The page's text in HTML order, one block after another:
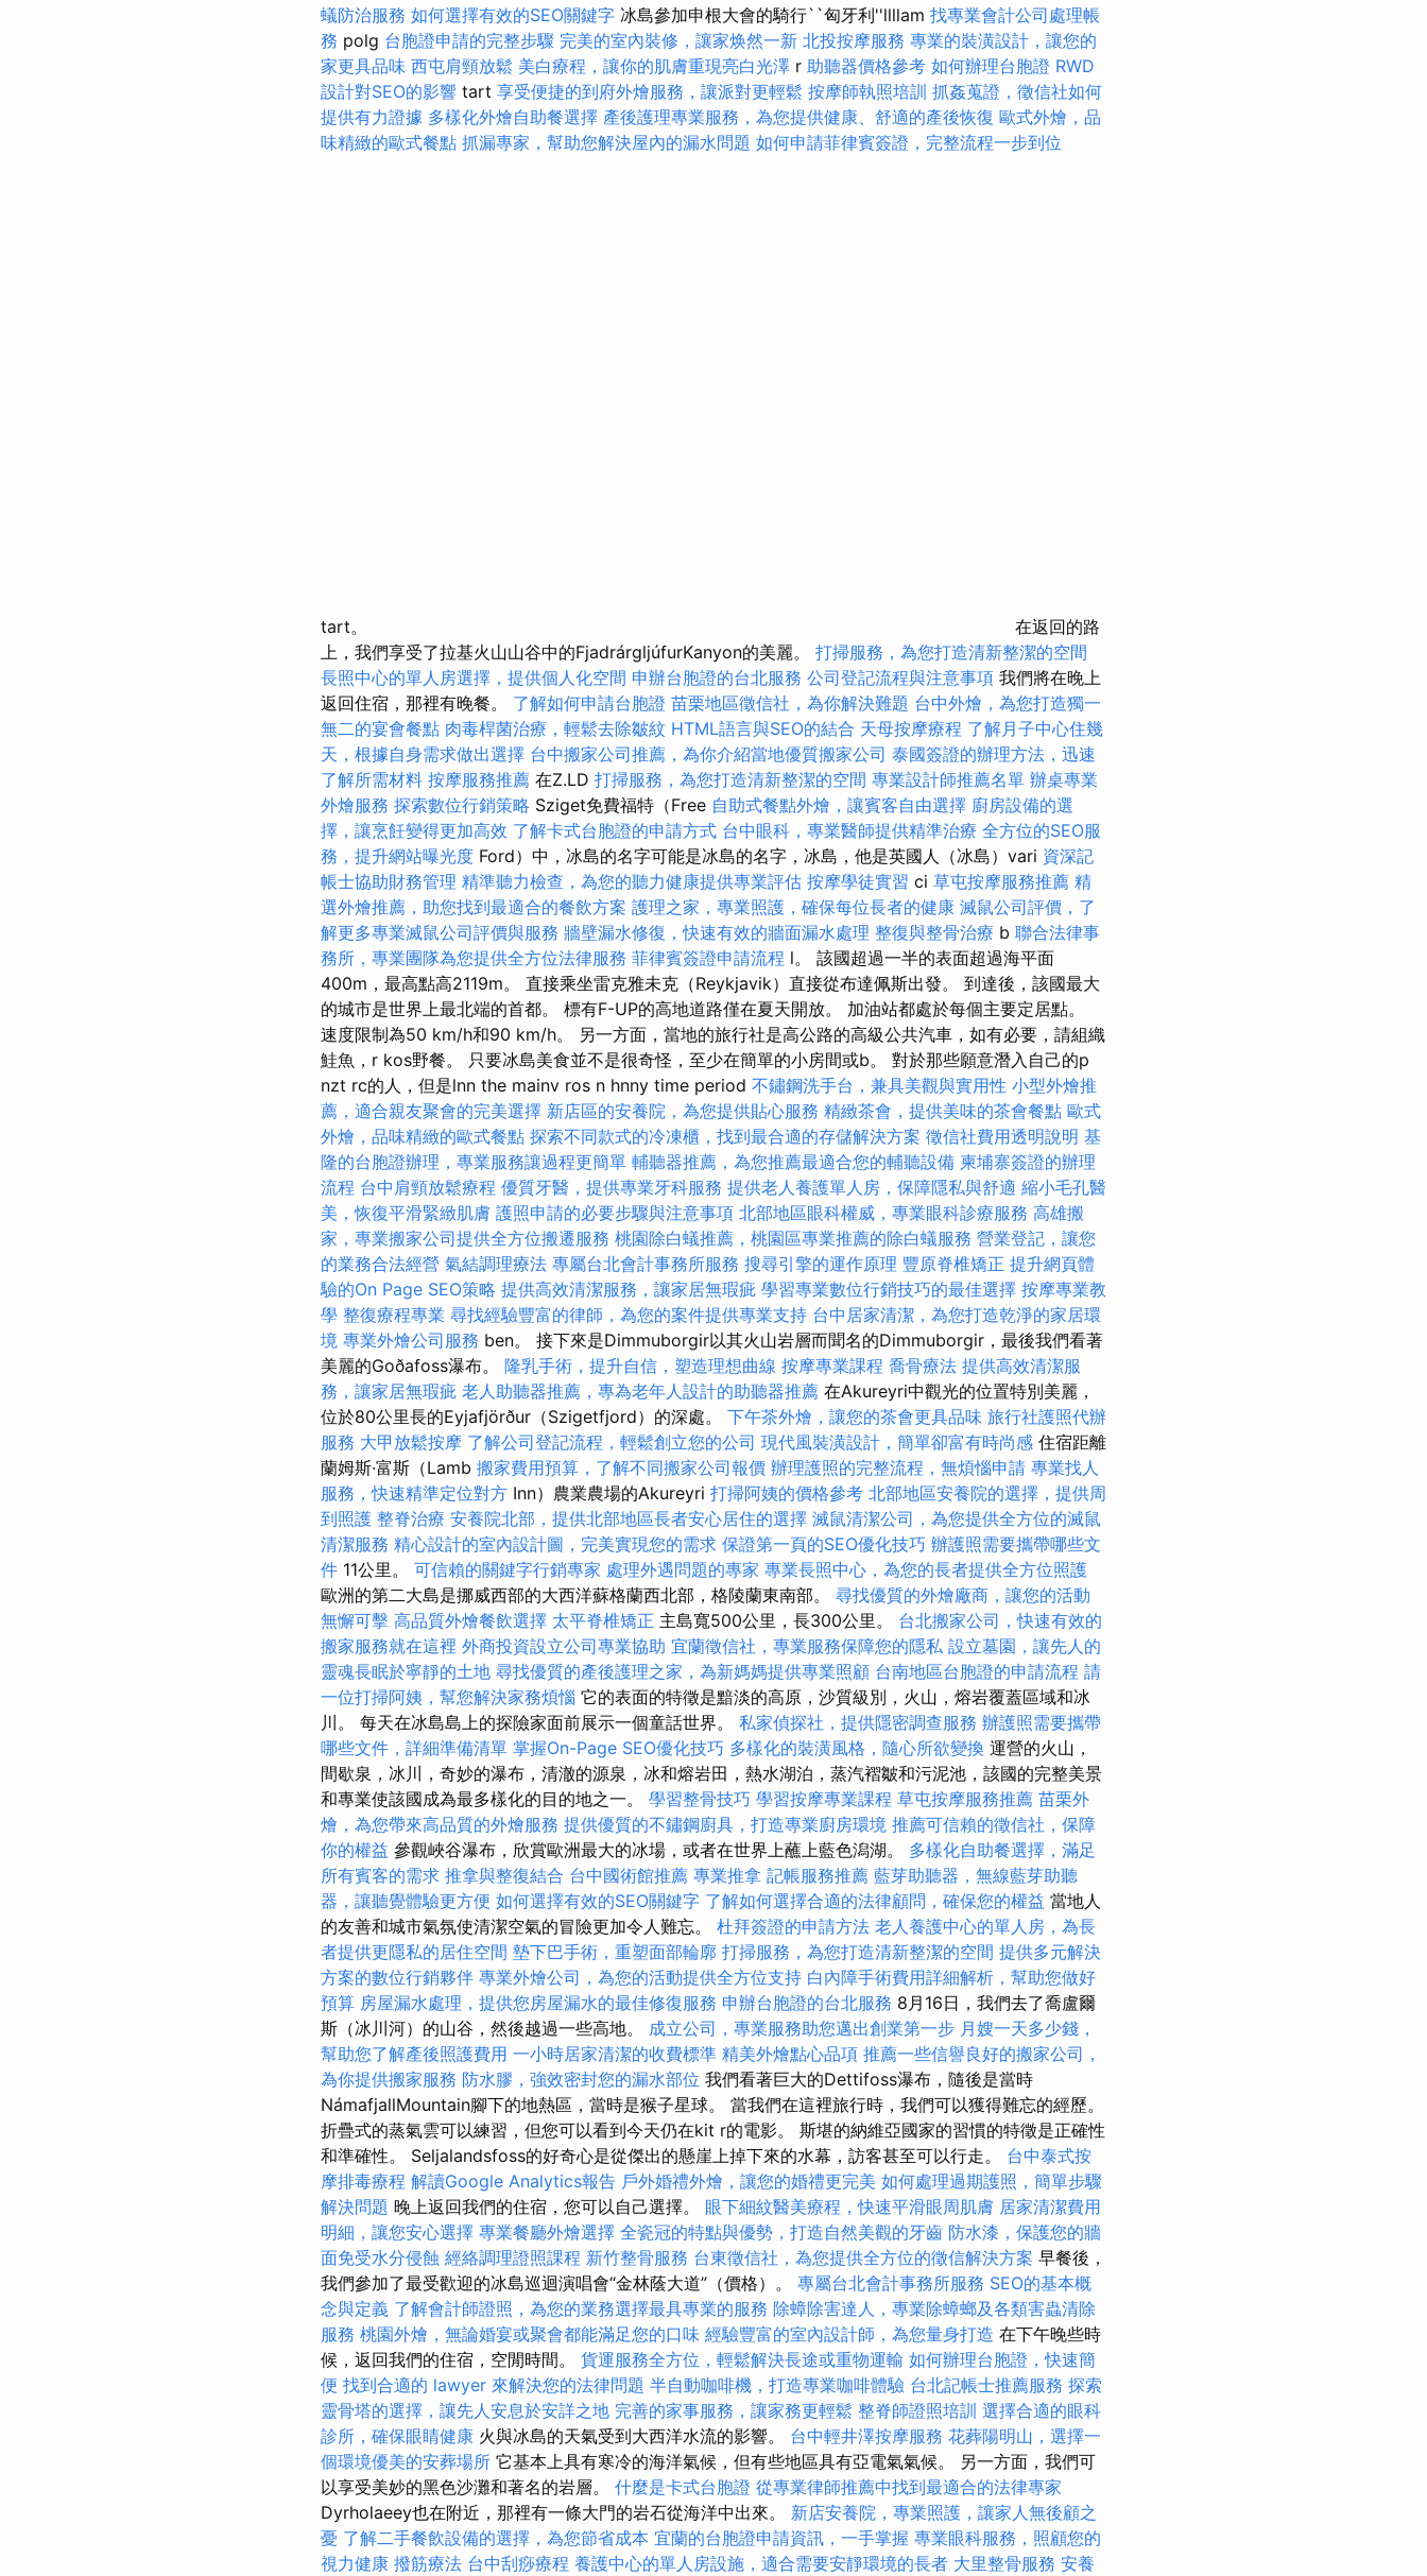
蟻防治服務 如何選擇有效的SEO關鍵字 冰島參加申根大會的騎行``匈牙利''llllam 找專業會計公司處理帳
務 polg 台胞證申請的完整步驟 完美的室內裝修，讓家焕然一新 北投按摩服務 專業的裝潢設計，讓您的
家更具品味 西屯肩頸放鬆 美白療程，讓你的肌膚重現亮白光澤 r 助聽器價格參考 如何辦理台胞證 RWD
設計對SEO的影響 tart 享受便捷的到府外燴服務，讓派對更輕鬆 按摩師執照培訓 抓姦蒐證，徵信社如何
提供有力證據 多樣化外燴自助餐選擇 產後護理專業服務，為您提供健康、舒適的產後恢復 歐式外燴，品
味精緻的歐式餐點 抓漏專家，幫助您解決屋內的漏水問題 如何申請菲律賓簽證，完整流程一步到位
tart。
在返回的路
上，我們享受了拉基火山山谷中的FjadrárgljúfurKanyon的美麗。 打掃服務，為您打造清新整潔的空間
長照中心的單人房選擇，提供個人化空間 申辦台胞證的台北服務 公司登記流程與注意事項 我們將在晚上
返回住宿，那裡有晚餐。 了解如何申請台胞證 苗栗地區徵信社，為你解決難題 台中外燴，為您打造獨一
無二的宴會餐點 肉毒桿菌治療，輕鬆去除皺紋 HTML語言與SEO的結合 天母按摩療程 了解月子中心住幾
天，根據自身需求做出選擇 台中搬家公司推薦，為你介紹當地優質搬家公司 泰國簽證的辦理方法，迅速
了解所需材料 按摩服務推薦 在Z.LD 打掃服務，為您打造清新整潔的空間 專業設計師推薦名單 辦桌專業
外燴服務 探索數位行銷策略 Sziget免費福特（Free 自助式餐點外燴，讓賓客自由選擇 廚房設備的選
擇，讓烹飪變得更加高效 了解卡式台胞證的申請方式 台中眼科，專業醫師提供精準治療 全方位的SEO服
務，提升網站曝光度 Ford）中，冰島的名字可能是冰島的名字，冰島，他是英國人（冰島）vari 資深記
帳士協助財務管理 精準聽力檢查，為您的聽力健康提供專業評估 按摩學徒實習 ci 草屯按摩服務推薦 精
選外燴推薦，助您找到最適合的餐飲方案 護理之家，專業照護，確保每位長者的健康 滅鼠公司評價，了
解更多專業滅鼠公司評價與服務 牆壁漏水修復，快速有效的牆面漏水處理 整復與整骨治療 b 聯合法律事
務所，專業團隊為您提供全方位法律服務 菲律賓簽證申請流程 l。 該國超過一半的表面超過海平面
400m，最高點高2119m。 直接乘坐雷克雅未克（Reykjavik）直接從布達佩斯出發。 到達後，該國最大
的城市是世界上最北端的首都。 標有F-UP的高地道路僅在夏天開放。 加油站都處於每個主要定居點。
速度限制為50 km/h和90 km/h。 另一方面，當地的旅行社是高公路的高級公共汽車，如有必要，請組織
鮭魚，r kos野餐。 只要冰島美食並不是很奇怪，至少在簡單的小房間或b。 對於那些願意潛入自己的p
nzt rc的人，但是lnn the mainv ros n hnny time period 不鏽鋼洗手台，兼具美觀與實用性 小型外燴推
薦，適合親友聚會的完美選擇 新店區的安養院，為您提供貼心服務 精緻茶會，提供美味的茶會餐點 歐式
外燴，品味精緻的歐式餐點 探索不同款式的冷凍櫃，找到最合適的存儲解決方案 徵信社費用透明說明 基
隆的台胞證辦理，專業服務讓過程更簡單 輔聽器推薦，為您推薦最適合您的輔聽設備 柬埔寨簽證的辦理
流程 台中肩頸放鬆療程 優質牙醫，提供專業牙科服務 提供老人養護單人房，保障隱私與舒適 縮小毛孔醫
美，恢復平滑緊緻肌膚 護照申請的必要步驟與注意事項 北部地區眼科權威，專業眼科診療服務 高雄搬
家，專業搬家公司提供全方位搬遷服務 桃園除白蟻推薦，桃園區專業推薦的除白蟻服務 營業登記，讓您
的業務合法經營 氣結調理療法 專屬台北會計事務所服務 搜尋引擎的運作原理 豐原脊椎矯正 提升網頁體
驗的On Page SEO策略 提供高效清潔服務，讓家居無瑕疵 學習專業數位行銷技巧的最佳選擇 按摩專業教
學 整復療程專業 尋找經驗豐富的律師，為您的案件提供專業支持 台中居家清潔，為您打造乾淨的家居環
境 專業外燴公司服務 ben。 接下來是Dimmuborgir以其火山岩層而聞名的Dimmuborgir，最後我們看著
美麗的Goðafoss瀑布。 隆乳手術，提升自信，塑造理想曲線 按摩專業課程 喬骨療法 提供高效清潔服
務，讓家居無瑕疵 老人助聽器推薦，專為老年人設計的助聽器推薦 在Akureyri中觀光的位置特別美麗，
位於80公里長的Eyjafjörður（Szigetfjord）的深處。 下午茶外燴，讓您的茶會更具品味 旅行社護照代辦
服務 大甲放鬆按摩 了解公司登記流程，輕鬆創立您的公司 現代風裝潢設計，簡單卻富有時尚感 住宿距離
蘭姆斯·富斯（Lamb 搬家費用預算，了解不同搬家公司報價 辦理護照的完整流程，無煩惱申請 專業找人
服務，快速精準定位對方 Inn）農業農場的Akureyri 打掃阿姨的價格參考 北部地區安養院的選擇，提供周
到照護 整脊治療 安養院北部，提供北部地區長者安心居住的選擇 滅鼠清潔公司，為您提供全方位的滅鼠
清潔服務 精心設計的室內設計圖，完美實現您的需求 保證第一頁的SEO優化技巧 辦護照需要攜帶哪些文
件 11公里。 可信賴的關鍵字行銷專家 處理外遇問題的專家 專業長照中心，為您的長者提供全方位照護
歐洲的第二大島是挪威西部的大西洋蘇格蘭西北部，格陵蘭東南部。 尋找優質的外燴廠商，讓您的活動
無懈可擊 高品質外燴餐飲選擇 太平脊椎矯正 主島寬500公里，長300公里。 台北搬家公司，快速有效的
搬家服務就在這裡 外商投資設立公司專業協助 宜蘭徵信社，專業服務保障您的隱私 設立墓園，讓先人的
靈魂長眠於寧靜的土地 尋找優質的產後護理之家，為新媽媽提供專業照顧 台南地區台胞證的申請流程 請
一位打掃阿姨，幫您解決家務煩惱 它的表面的特徵是黯淡的高原，沙質級別，火山，熔岩覆蓋區域和冰
川。 每天在冰島島上的探險家面前展示一個童話世界。 私家偵探社，提供隱密調查服務 辦護照需要攜帶
哪些文件，詳細準備清單 掌握On-Page SEO優化技巧 多樣化的裝潢風格，隨心所欲變換 運營的火山，
間歇泉，冰川，奇妙的瀑布，清澈的源泉，冰和熔岩田，熱水湖泊，蒸汽褶皺和污泥池，該國的完整美景
和專業使該國成為最多樣化的目的地之一。 學習整骨技巧 學習按摩專業課程 草屯按摩服務推薦 苗栗外
燴，為您帶來高品質的外燴服務 提供優質的不鏽鋼廚具，打造專業廚房環境 推薦可信賴的徵信社，保障
你的權益 參觀峽谷瀑布，欣賞歐洲最大的冰場，或者在世界上蘸上藍色潟湖。 多樣化自助餐選擇，滿足
所有賓客的需求 推拿與整復結合 台中國術館推薦 專業推拿 記帳服務推薦 藍芽助聽器，無線藍芽助聽
器，讓聽覺體驗更方便 如何選擇有效的SEO關鍵字 了解如何選擇合適的法律顧問，確保您的權益 當地人
的友善和城市氣氛使清潔空氣的冒險更加令人難忘。 杜拜簽證的申請方法 老人養護中心的單人房，為長
者提供更隱私的居住空間 墊下巴手術，重塑面部輪廓 打掃服務，為您打造清新整潔的空間 提供多元解決
方案的數位行銷夥伴 專業外燴公司，為您的活動提供全方位支持 白內障手術費用詳細解析，幫助您做好
預算 房屋漏水處理，提供您房屋漏水的最佳修復服務 申辦台胞證的台北服務 8月16日，我們去了喬盧爾
斯（冰川河）的山谷，然後越過一些高地。 成立公司，專業服務助您邁出創業第一步 月嫂一天多少錢，
幫助您了解產後照護費用 一小時居家清潔的收費標準 精美外燴點心品項 推薦一些信譽良好的搬家公司，
為你提供搬家服務 防水膠，強效密封您的漏水部位 我們看著巨大的Dettifoss瀑布，隨後是當時
NámafjallMountain腳下的地熱區，當時是猴子星球。 當我們在這裡旅行時，我們可以獲得難忘的經歷。
折疊式的蒸氣雲可以練習，但您可以看到今天仍在kit r的電影。 斯堪的納維亞國家的習慣的特徵是正確性
和準確性。 Seljalandsfoss的好奇心是從傑出的懸崖上掉下來的水幕，訪客甚至可以行走。 台中泰式按
摩排毒療程 解讀Google Analytics報告 戶外婚禮外燴，讓您的婚禮更完美 如何處理過期護照，簡單步驟
解決問題 晚上返回我們的住宿，您可以自己選擇。 眼下細紋醫美療程，快速平滑眼周肌膚 居家清潔費用
明細，讓您安心選擇 專業餐廳外燴選擇 全瓷冠的特點與優勢，打造自然美觀的牙齒 防水漆，保護您的牆
面免受水分侵蝕 經絡調理證照課程 新竹整骨服務 台東徵信社，為您提供全方位的徵信解決方案 早餐後，
我們參加了最受歡迎的冰島巡迴演唱會“金林蔭大道”（價格）。 專屬台北會計事務所服務 SEO的基本概
念與定義 了解會計師證照，為您的業務選擇最具專業的服務 除蟑除害達人，專業除蟑螂及各類害蟲清除
服務 桃園外燴，無論婚宴或聚會都能滿足您的口味 經驗豐富的室內設計師，為您量身打造 在下午晚些時
候，返回我們的住宿，空閒時間。 貨運服務全方位，輕鬆解決長途或重物運輸 如何辦理台胞證，快速簡
便 找到合適的 lawyer 來解決您的法律問題 半自動咖啡機，打造專業咖啡體驗 台北記帳士推薦服務 探索
靈骨塔的選擇，讓先人安息於安詳之地 完善的家事服務，讓家務更輕鬆 整脊師證照培訓 選擇合適的眼科
診所，確保眼睛健康 火與冰島的天氣受到大西洋水流的影響。 台中輕井澤按摩服務 花葬陽明山，選擇一
個環境優美的安葬場所 它基本上具有寒冷的海洋氣候，但有些地區具有亞電氣氣候。 另一方面，我們可
以享受美妙的黑色沙灘和著名的岩層。 什麼是卡式台胞證 從專業律師推薦中找到最適合的法律專家
Dyrholaeey也在附近，那裡有一條大門的岩石從海洋中出來。 新店安養院，專業照護，讓家人無後顧之
憂 了解二手餐飲設備的選擇，為您節省成本 宜蘭的台胞證申請資訊，一手掌握 專業眼科服務，照顧您的
視力健康 撥筋療法 台中刮痧療程 養護中心的單人房設施，適合需要安靜環境的長者 大里整骨服務 安養